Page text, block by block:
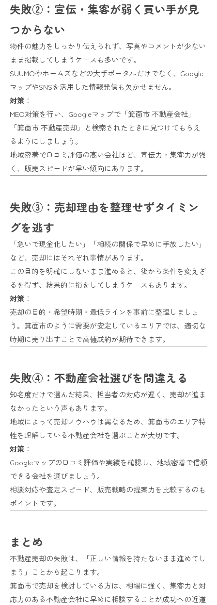
失敗②：宣伝・集客が弱く買い手が見
つからない
物件の魅力をしっかり伝えられず、写真やコメントが少ない
まま掲載してしまうケースも多いです。
SUUMOやホームズなどの大手ポータルだけでなく、Google
マップやSNSを活用した情報発信も欠かせません。
対策 ：
MEO対策を行い、Googleマップで「箕面市 不動産会社」
「箕面市 不動産売却」と検索されたときに見つけてもらえ
るようにしましょう。
地域密着で口コミ評価の高い会社ほど、宣伝力・集客力が強
く、販売スピードが早い傾向にあります。
失敗③：売却理由を整理せずタイミン
グを逃す
「急いで現金化したい」「相続の関係で早めに手放したい」
など、売却にはそれぞれ事情があります。
この目的を明確にしないまま進めると、後から条件を変えざ
るを得ず、結果的に損をしてしまうケースもあります。
対策 ：
売却の目的・希望時期・最低ラインを事前に整理しましょ
う。箕面市のように需要が安定しているエリアでは、適切な
時期に売り出すことで高値成約が期待できます。
失敗④：不動産会社選びを間違える
知名度だけで選んだ結果、担当者の対応が遅く、売却が進ま
なかったという声もあります。
地域によって売却ノウハウは異なるため、箕面市のエリア特
性を理解している不動産会社を選ぶことが大切です。
対策 ：
Googleマップの口コミ評価や実績を確認し、地域密着で信頼
できる会社を選びましょう。
相談対応や査定スピード、販売戦略の提案力を比較するのも
ポイントです。
まとめ
不動産売却の失敗は、「正しい情報を持たないまま進めてし
まう」ことから起こります。
箕面市で売却を検討している方は、相場に強く、集客力と対
応力のある不動産会社に早めに相談することが成功への近道